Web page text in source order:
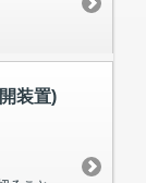
装置)